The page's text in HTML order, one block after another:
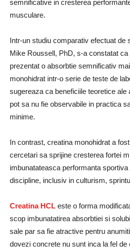
semnificative in cresterea
musculare.
Intr-un studiu comparativ efectuat de
Mike Roussell, PhD, s-a constatat ca
prezentat o absorbtie semnificativ
monohidrat intr-o serie de teste de
sugereaza ca beneficiile teoretice ale
pot sa nu fie observabile in practica
minime.
In contrast, creatina monohidrat a
cercetari sa sprijine cresterea fortei
imbunatateasca performanta
discipline, inclusiv in culturism,
Creatina HCL este o forma
scop imbunatatirea absorbtiei si
sale par sa fie atractive pentru
dovezi concrete nu sunt inca la fel